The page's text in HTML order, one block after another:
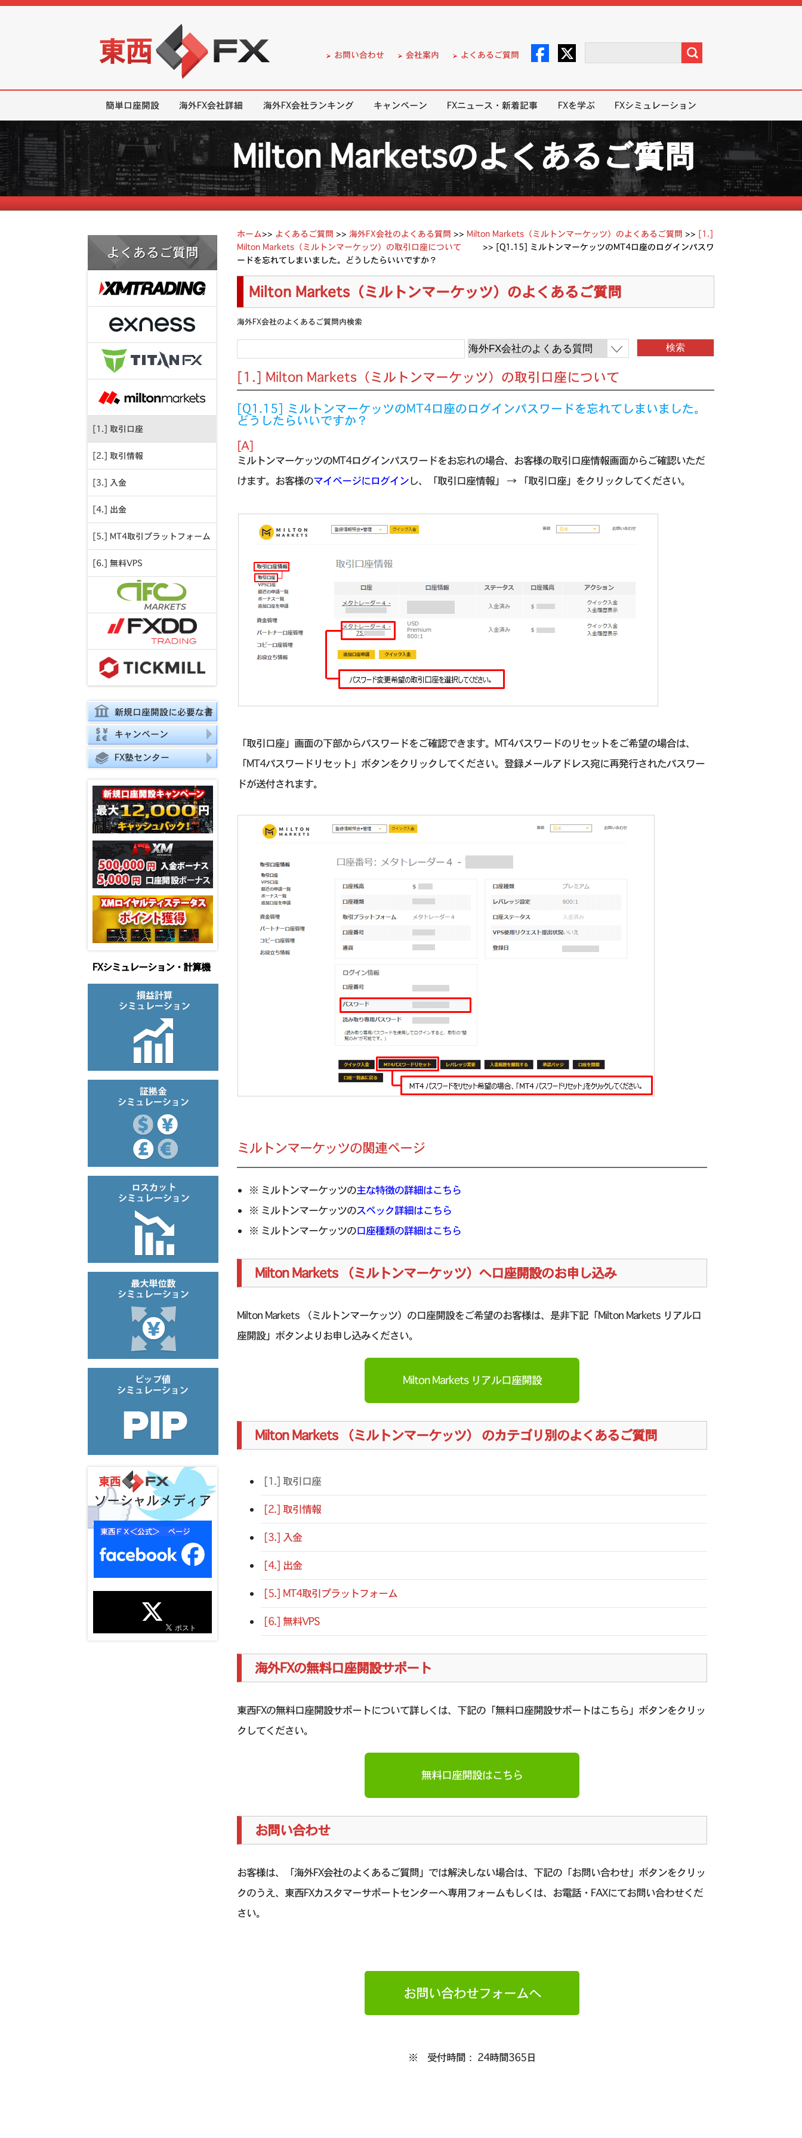
お問い合わせ 会社案内 よくあるご質問
簡単口座開設 海外FX会社詳細 海外FX会社ランキング キャンペーン FXニュース・新着記事 FXを学ぶ FXシミュレーション
Milton Marketsのよくあるご質問
よくあるご質問
[1.] 取引口座
[2.] 取引情報
[3.] 入金
[4.] 出金
[5.] MT4取引プラットフォーム
[6.] 無料VPS
新規口座開設に必要な書
類
キャンペーン
FX塾センター
FXシミュレーション・計算機
ソーシャルメディア
ホーム よくあるご質問 >> 海外FX会社のよくある質問 >> Milton Markets（ミルトンマーケッツ）のよくあるご質問 >> [1.]
Milton Markets（ミルトンマーケッツ）の取引口座について
>> [Q1.15] ミルトンマーケッツのMT4口座のログインパスワ
ードを忘れてしまいました。どうしたらいいですか？
Milton Markets（ミルトンマーケッツ）のよくあるご質問
海外FX会社のよくあるご質問内検索
[1.] Milton Markets（ミルトンマーケッツ）の取引口座について
[Q1.15] ミルトンマーケッツのMT4口座のログインパスワードを忘れてしまいました。
どうしたらいいですか？
[A]
ミルトンマーケッツのMT4ログインパスワードをお忘れの場合、お客様の取引口座情報画面からご確認いただ
けます。お客様のマイページにログインし、「取引口座情報」 → 「取引口座」をクリックしてください。
「取引口座」画面の下部からパスワードをご確認できます。MT4パスワードのリセットをご希望の場合は、
「MT4パスワードリセット」ボタンをクリックしてください。登録メールアドレス宛に再発行されたパスワー
ドが送付されます。
ミルトンマーケッツの関連ページ
※ ミルトンマーケッツの主な特徴の詳細はこちら
※ ミルトンマーケッツのスペック詳細はこちら
※ ミルトンマーケッツの口座種類の詳細はこちら
Milton Markets （ミルトンマーケッツ）へ口座開設のお申し込み
Milton Markets （ミルトンマーケッツ）の口座開設をご希望のお客様は、是非下記「Milton Markets リアル口
座開設」ボタンよりお申し込みください。
Milton Markets リアル口座開設
Milton Markets （ミルトンマーケッツ） のカテゴリ別のよくあるご質問
[1.] 取引口座
[2.] 取引情報
[3.] 入金
[4.] 出金
[5.] MT4取引プラットフォーム
[6.] 無料VPS
海外FXの無料口座開設サポート
東西FXの無料口座開設サポートについて詳しくは、下記の「無料口座開設サポートはこちら」ボタンをクリッ
クしてください。
無料口座開設はこちら
お問い合わせ
お客様は、「海外FX会社のよくあるご質問」では解決しない場合は、下記の「お問い合わせ」ボタンをクリッ
クのうえ、東西FXカスタマーサポートセンターへ専用フォームもしくは、お電話・FAXにてお問い合わせくだ
さい。
お問い合わせフォームへ
※ 受付時間： 24時間365日